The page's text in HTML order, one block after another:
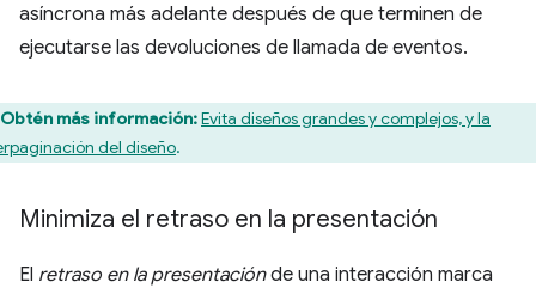
asíncrona más adelante después de que terminen de
ejecutarse las devoluciones de llamada de eventos.
Obtén más información:Evita diseños grandes y complejos, y la
del diseño.
Minimiza el retraso en la presentación
El retraso en la presentaciónde una interacción marca